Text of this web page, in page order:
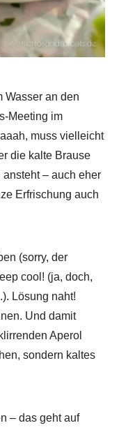
Wasser an den
Meeting im
muss vielleicht
die kalte Brause
– auch eher
Erfrischung auch
(sorry, der
cool! (ja, doch,
Lösung naht!
Und damit
Aperol
sondern kaltes
– das geht auf